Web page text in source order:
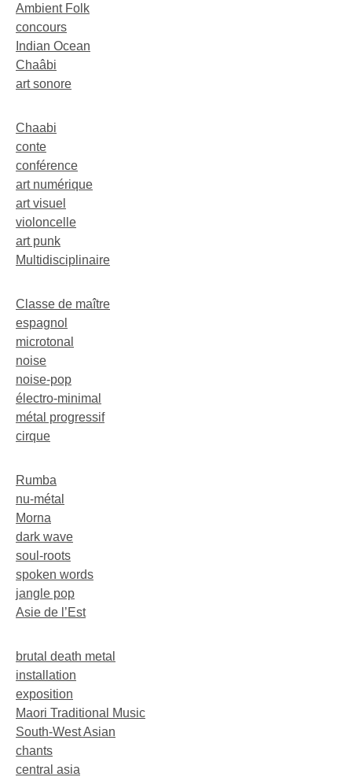
Ambient Folk
concours
Indian Ocean
Chaâbi
art sonore
Chaabi
conte
conférence
art numérique
art visuel
violoncelle
art punk
Multidisciplinaire
Classe de maître
espagnol
microtonal
noise
noise-pop
électro-minimal
métal progressif
cirque
Rumba
nu-métal
Morna
dark wave
soul-roots
spoken words
jangle pop
Asie de l’Est
brutal death metal
installation
exposition
Maori Traditional Music
South-West Asian
chants
central asia